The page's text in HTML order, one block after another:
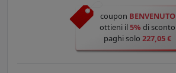
coupon BENVENUTO
ottieni il5% di sconto
paghi solo 227,05 €